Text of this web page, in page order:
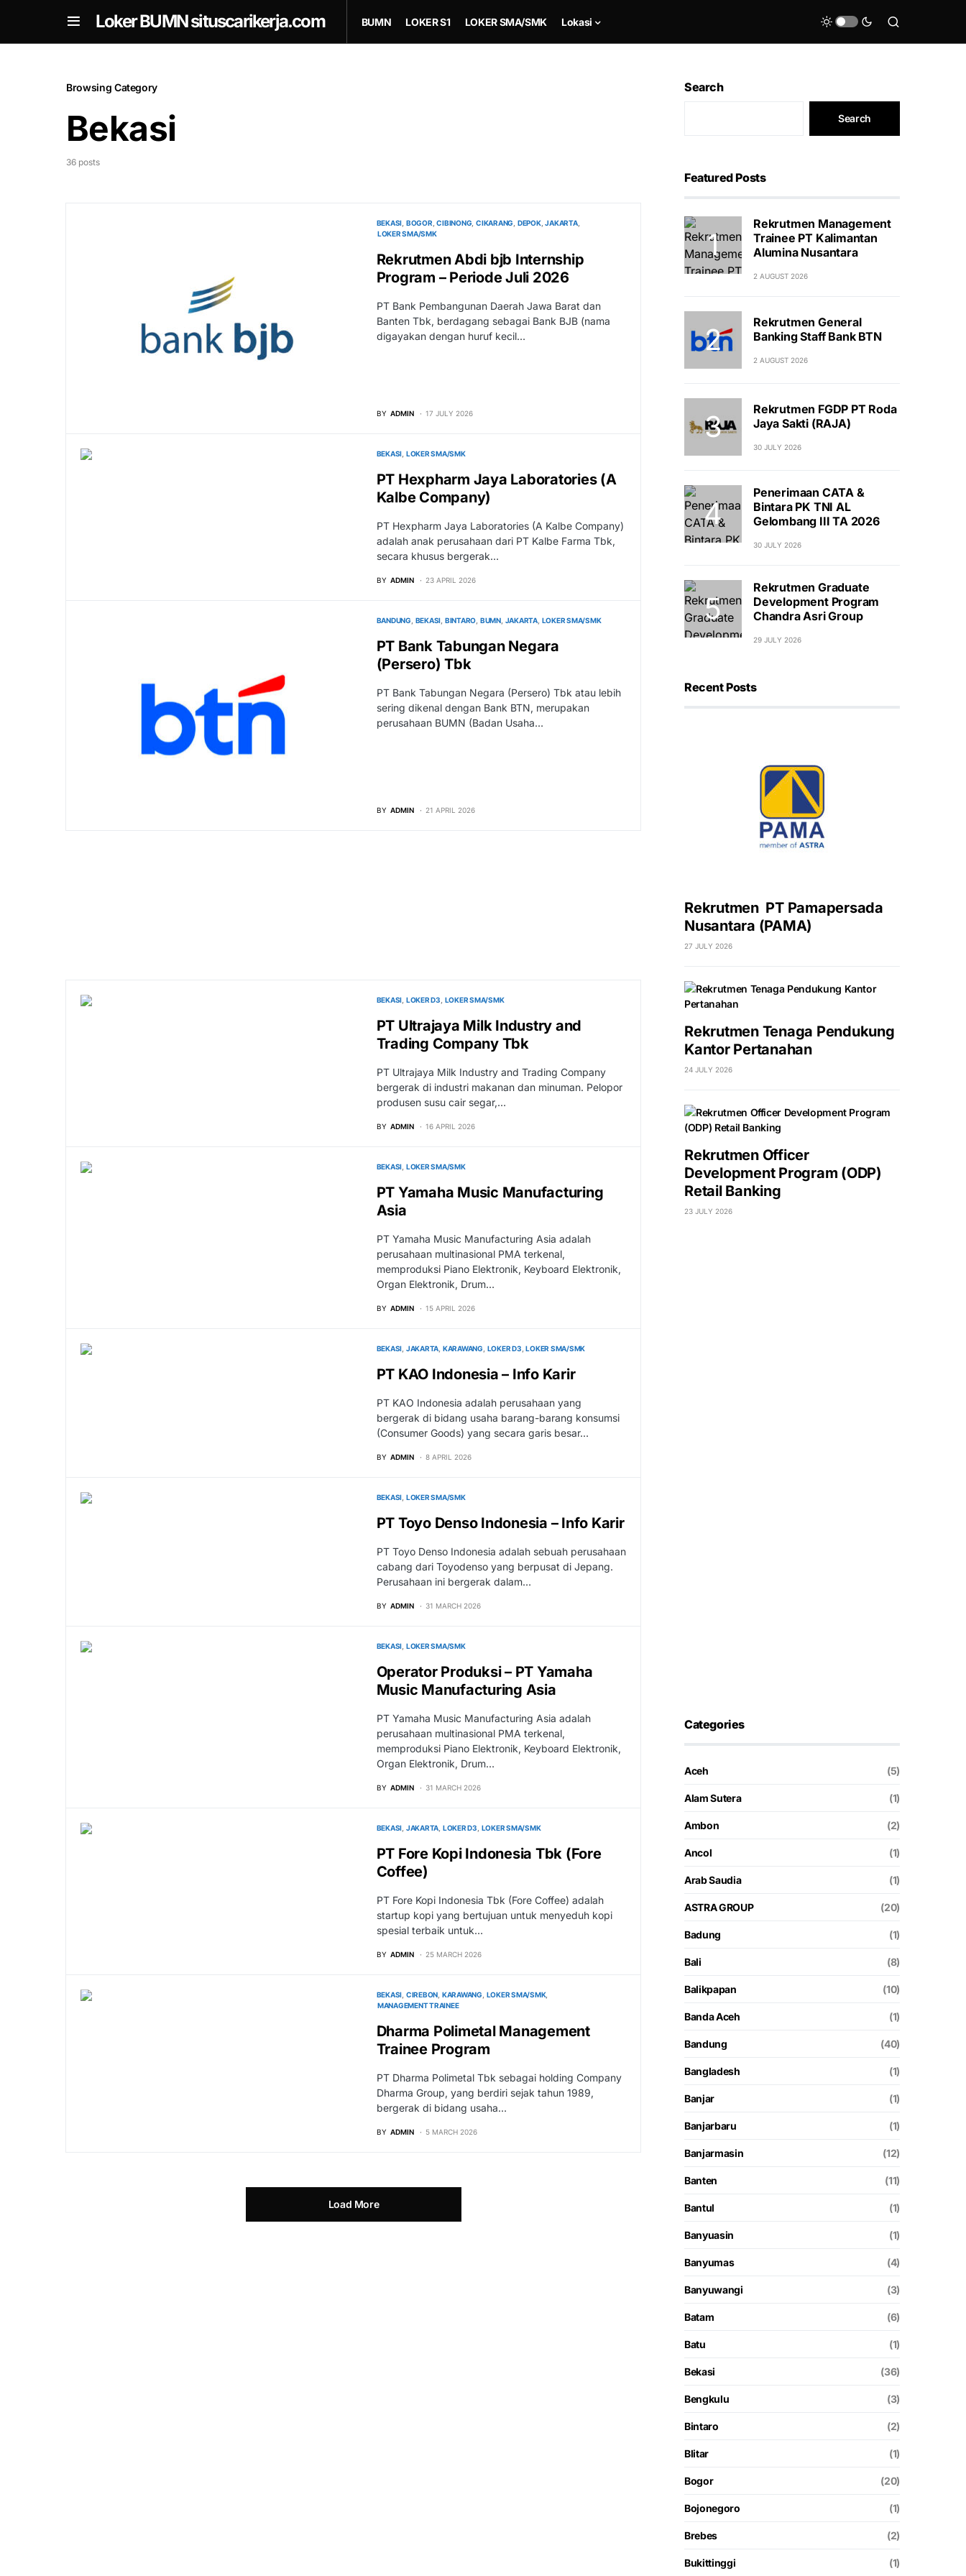
Loker BUMN situscarikerja.com BUMN LOKER S1 LOKER SMA/SMK Lokasi
Browsing Category
Bekasi
36 posts
BEKASI BOGOR CIBINONG CIKARANG DEPOK JAKARTA
LOKER SMA/SMK
Rekrutmen Abdi bjb Internship
Program – Periode Juli 2026
PT Bank Pembangunan Daerah Jawa Barat dan
Banten Tbk, berdagang sebagai Bank BJB (nama
digayakan dengan huruf kecil…
BY ADMIN 17 JULY 2026
BEKASI LOKER SMA/SMK
PT Hexpharm Jaya Laboratories (A
Kalbe Company)
PT Hexpharm Jaya Laboratories (A Kalbe Company)
adalah anak perusahaan dari PT Kalbe Farma Tbk,
secara khusus bergerak…
BY ADMIN 23 APRIL 2026
BANDUNG BEKASI BINTARO BUMN JAKARTA LOKER SMA/SMK
PT Bank Tabungan Negara
(Persero) Tbk
PT Bank Tabungan Negara (Persero) Tbk atau lebih
sering dikenal dengan Bank BTN, merupakan
perusahaan BUMN (Badan Usaha…
BY ADMIN 21 APRIL 2026
BEKASI LOKER D3 LOKER SMA/SMK
PT Ultrajaya Milk Industry and
Trading Company Tbk
PT Ultrajaya Milk Industry and Trading Company
bergerak di industri makanan dan minuman. Pelopor
produsen susu cair segar,…
BY ADMIN 16 APRIL 2026
BEKASI LOKER SMA/SMK
PT Yamaha Music Manufacturing
Asia
PT Yamaha Music Manufacturing Asia adalah
perusahaan multinasional PMA terkenal,
memproduksi Piano Elektronik, Keyboard Elektronik,
Organ Elektronik, Drum…
BY ADMIN 15 APRIL 2026
BEKASI JAKARTA KARAWANG LOKER D3 LOKER SMA/SMK
PT KAO Indonesia – Info Karir
PT KAO Indonesia adalah perusahaan yang
bergerak di bidang usaha barang-barang konsumsi
(Consumer Goods) yang secara garis besar…
BY ADMIN 8 APRIL 2026
BEKASI LOKER SMA/SMK
PT Toyo Denso Indonesia – Info Karir
PT Toyo Denso Indonesia adalah sebuah perusahaan
cabang dari Toyodenso yang berpusat di Jepang.
Perusahaan ini bergerak dalam…
BY ADMIN 31 MARCH 2026
BEKASI LOKER SMA/SMK
Operator Produksi – PT Yamaha
Music Manufacturing Asia
PT Yamaha Music Manufacturing Asia adalah
perusahaan multinasional PMA terkenal,
memproduksi Piano Elektronik, Keyboard Elektronik,
Organ Elektronik, Drum…
BY ADMIN 31 MARCH 2026
BEKASI JAKARTA LOKER D3 LOKER SMA/SMK
PT Fore Kopi Indonesia Tbk (Fore
Coffee)
PT Fore Kopi Indonesia Tbk (Fore Coffee) adalah
startup kopi yang bertujuan untuk menyeduh kopi
spesial terbaik untuk…
BY ADMIN 25 MARCH 2026
BEKASI CIREBON KARAWANG LOKER SMA/SMK
MANAGEMENT TRAINEE
Dharma Polimetal Management
Trainee Program
PT Dharma Polimetal Tbk sebagai holding Company
Dharma Group, yang berdiri sejak tahun 1989,
bergerak di bidang usaha…
BY ADMIN 5 MARCH 2026
Load More
Search
Search
Featured Posts
Rekrutmen Management
Trainee PT Kalimantan
Alumina Nusantara
2 AUGUST 2026
Rekrutmen General
Banking Staff Bank BTN
2 AUGUST 2026
Rekrutmen FGDP PT Roda
Jaya Sakti (RAJA)
30 JULY 2026
Penerimaan CATA &
Bintara PK TNI AL
Gelombang III TA 2026
30 JULY 2026
Rekrutmen Graduate
Development Program
Chandra Asri Group
29 JULY 2026
Recent Posts
Rekrutmen PT Pamapersada
Nusantara (PAMA)
27 JULY 2026
Rekrutmen Tenaga Pendukung
Kantor Pertanahan
24 JULY 2026
Rekrutmen Officer
Development Program (ODP)
Retail Banking
23 JULY 2026
Categories
Aceh (5)
Alam Sutera (1)
Ambon (2)
Ancol (1)
Arab Saudia (1)
ASTRA GROUP (20)
Badung (1)
Bali (8)
Balikpapan (10)
Banda Aceh (1)
Bandung (40)
Bangladesh (1)
Banjar (1)
Banjarbaru (1)
Banjarmasin (12)
Banten (11)
Bantul (1)
Banyuasin (1)
Banyumas (4)
Banyuwangi (3)
Batam (6)
Batu (1)
Bekasi (36)
Bengkulu (3)
Bintaro (2)
Blitar (1)
Bogor (20)
Bojonegoro (1)
Brebes (2)
Bukittinggi (1)